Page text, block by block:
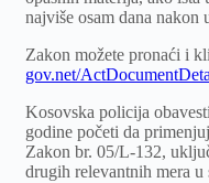
najviše osam dana nakon
Zakon možete pronaći i
gov.net/
Kosovska policija
godine početi da
Zakon br. 05/L-132,
drugih relevantnih mera u